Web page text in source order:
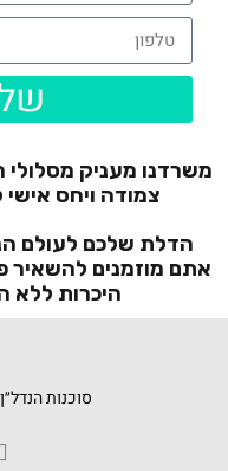
משרדנו מעניק מסלולי
צמודה ויחס
הדלת שלכם לעולם
אתם מוזמנים להשאיר
היכרות ללא
סוכנות